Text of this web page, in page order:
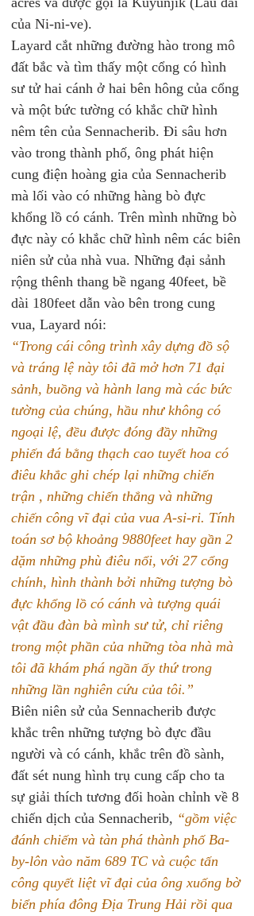
của Ni-ni-ve).
Layard cắt những đường hào trong mô
đất bắc và tìm thấy một cổng có hình
sư tử hai cánh ở hai bên hông của cổng
và một bức tường có khắc chữ hình
nêm tên của Sennacherib. Đi sâu hơn
vào trong thành phố, ông phát hiện
cung điện hoàng gia của Sennacherib
mà lối vào có những hàng bò đực
khổng lồ có cánh. Trên mình những bò
đực này có khắc chữ hình nêm các biên
niên sử của nhà vua. Những đại sảnh
rộng thênh thang bề ngang 40feet, bề
dài 180feet dẫn vào bên trong cung
vua, Layard nói:
“Trong cái công trình xây dựng đồ sộ
và tráng lệ này tôi đã mở hơn 71 đại
sảnh, buồng và hành lang mà các bức
tường của chúng, hầu như không có
ngoại lệ, đều được đóng đầy những
phiến đá bằng thạch cao tuyết hoa có
điêu khắc ghi chép lại những chiến
trận , những chiến thắng và những
chiến công vĩ đại của vua A-si-ri. Tính
toán sơ bộ khoảng 9880feet hay gần 2
dặm những phù điêu nổi, với 27 cổng
chính, hình thành bởi những tượng bò
đực khổng lồ có cánh và tượng quái
vật đầu đàn bà mình sư tử, chỉ riêng
trong một phần của những tòa nhà mà
tôi đã khám phá ngần ấy thứ trong
những lần nghiên cứu của tôi.”
Biên niên sử của Sennacherib được
khắc trên những tượng bò đực đầu
người và có cánh, khắc trên đồ sành,
đất sét nung hình trụ cung cấp cho ta
sự giải thích tương đối hoàn chỉnh về 8
chiến dịch của Sennacherib, “gồm việc
đánh chiếm và tàn phá thành phố Ba-
by-lôn vào năm 689 TC và cuộc tấn
công quyết liệt vĩ đại của ông xuống bờ
biển phía đông Địa Trung Hải rồi qua